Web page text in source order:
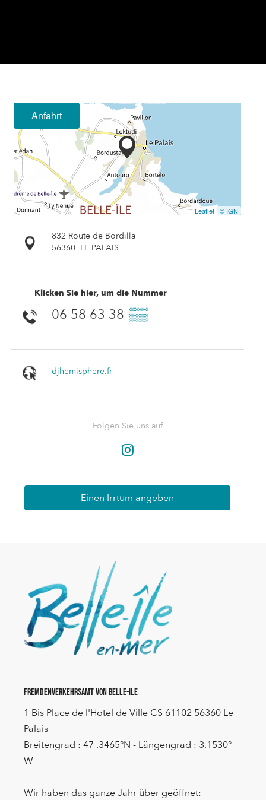
Anfahrt
Leaflet | © IGN
832 Route de Bordilla
56360 LE PALAIS
Klicken Sie hier, um die Nummer
06 58 63 38 ▒▒
djhemisphere.fr
Folgen Sie uns auf
Einen Irrtum angeben
Fremdenverkehrsamt von Belle-Ile
1 Bis Place de l'Hotel de Ville CS 61102 56360 Le
Palais
Breitengrad : 47 .3465°N - Längengrad : 3.1530°
W
Wir haben das ganze Jahr über geöffnet: